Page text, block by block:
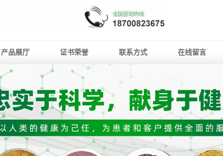
产品展厅 证书荣誉 联系方式 在线留言